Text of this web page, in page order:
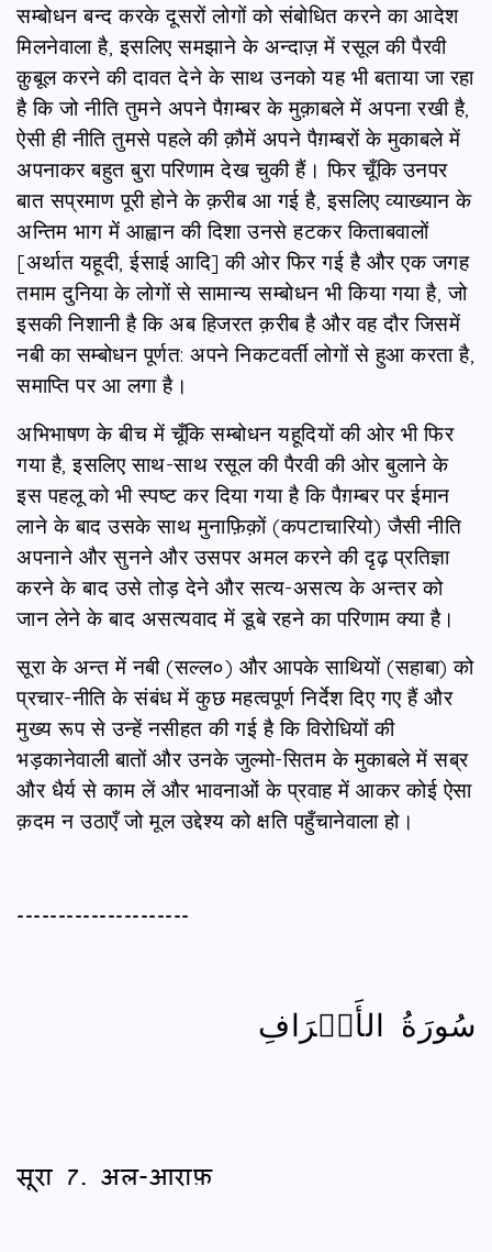
सम्बोधन बन्द करके दूसरों लोगों को संबोधित करने का आदेश
मिलनेवाला है, इसलिए समझाने के अन्दाज़ में रसूल की पैरवी
क़ुबूल करने की दावत देने के साथ उनको यह भी बताया जा रहा
है कि जो नीति तुमने अपने पैग़म्बर के मुक़ाबले में अपना रखी है,
ऐसी ही नीति तुमसे पहले की क़ौमें अपने पैग़म्बरों के मुकाबले में
अपनाकर बहुत बुरा परिणाम देख चुकी हैं। फिर चूँकि उनपर
बात सप्रमाण पूरी होने के क़रीब आ गई है, इसलिए व्याख्यान के
अन्तिम भाग में आह्वान की दिशा उनसे हटकर किताबवालों
[अर्थात यहूदी, ईसाई आदि] की ओर फिर गई है और एक जगह
तमाम दुनिया के लोगों से सामान्य सम्बोधन भी किया गया है, जो
इसकी निशानी है कि अब हिजरत क़रीब है और वह दौर जिसमें
नबी का सम्बोधन पूर्णत: अपने निकटवर्ती लोगों से हुआ करता है,
समाप्ति पर आ लगा है।
अभिभाषण के बीच में चूँकि सम्बोधन यहूदियों की ओर भी फिर
गया है, इसलिए साथ-साथ रसूल की पैरवी की ओर बुलाने के
इस पहलू को भी स्पष्ट कर दिया गया है कि पैग़म्बर पर ईमान
लाने के बाद उसके साथ मुनाफ़िक़ों (कपटाचारियो) जैसी नीति
अपनाने और सुनने और उसपर अमल करने की दृढ़ प्रतिज्ञा
करने के बाद उसे तोड़ देने और सत्य-असत्य के अन्तर को
जान लेने के बाद असत्यवाद में डूबे रहने का परिणाम क्या है।
सूरा के अन्त में नबी (सल्ल०) और आपके साथियों (सहाबा) को
प्रचार-नीति के संबंध में कुछ महत्वपूर्ण निर्देश दिए गए हैं और
मुख्य रूप से उन्हें नसीहत की गई है कि विरोधियों की
भड़कानेवाली बातों और उनके जुल्मो-सितम के मुकाबले में सब्र
और धैर्य से काम लें और भावनाओं के प्रवाह में आकर कोई ऐसा
क़दम न उठाएँ जो मूल उद्देश्य को क्षति पहुँचानेवाला हो।
---------------------
سُورَةُ الأَعۡرَافِ
सूरा 7. अल-आराफ़